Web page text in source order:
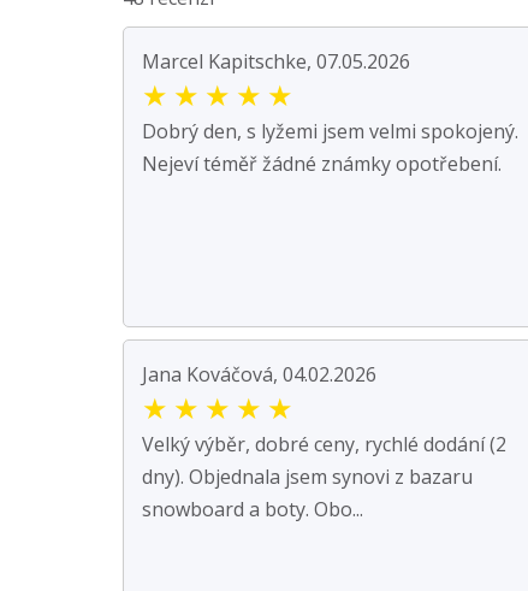
Marcel Kapitschke, 07.05.2026
★ ★ ★ ★ ★
Dobrý den, s lyžemi jsem velmi spokojený.
Nejeví téměř žádné známky opotřebení.
Jana Kováčová, 04.02.2026
★ ★ ★ ★ ★
Velký výběr, dobré ceny, rychlé dodání (2
dny). Objednala jsem synovi z bazaru
snowboard a boty. Obo...